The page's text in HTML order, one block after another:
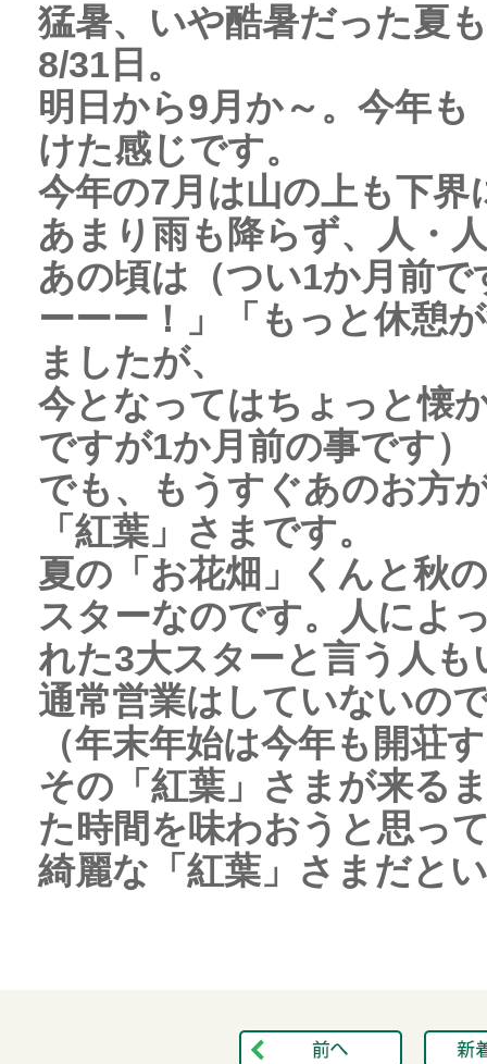
猛暑、いや酷暑だった夏
8/31日。
明日から9月か～。今年
けた感じです。
今年の7月は山の上も下
あまり雨も降らず、人・
あの頃は（つい1か月前
ーーー！」「もっと休憩
ましたが、
今となってはちょっと懐
ですが1か月前の事です）
でも、もうすぐあのお方
「紅葉」さまです。
夏の「お花畑」くんと秋
スターなのです。人によ
れた3大スターと言う人
通常営業はしていないの
（年末年始は今年も開荘
その「紅葉」さまが来る
た時間を味わおうと思っ
綺麗な「紅葉」さまだと